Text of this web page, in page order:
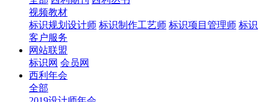
视频教材
标识规划设计师 标识制作工艺师 标识项目管理师 标识
客户服务
网站联盟
标识网 会员网
西利年会
全部